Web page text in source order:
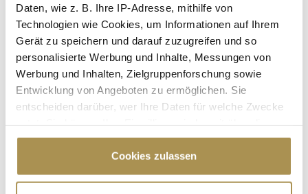
Daten, wie z. B. Ihre IP-Adresse, mithilfe von
Technologien wie Cookies, um Informationen auf Ihrem
Gerät zu speichern und darauf zuzugreifen und so
personalisierte Werbung und Inhalte, Messungen von
Werbung und Inhalten, Zielgruppenforschung sowie
Entwicklung von Angeboten zu ermöglichen. Sie
entscheiden darüber, wer Ihre Daten für welche Zwecke
Cookie-Erklärung oder durch Klicken auf das Privacy
Trigger Symbol ändern oder widerrufen
Cookies zulassen